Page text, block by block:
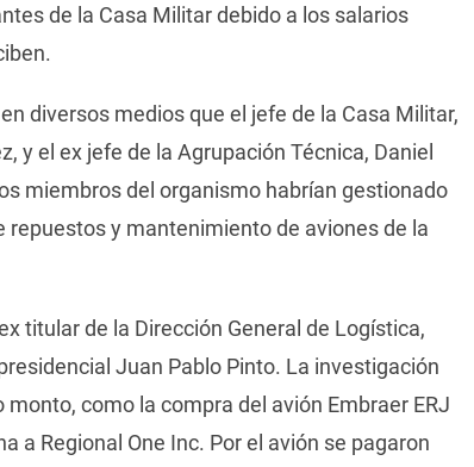
de la Casa Militar debido a los salarios
diversos medios que el jefe de la Casa Militar,
y el ex jefe de la Agrupación Técnica, Daniel
miembros del organismo habrían gestionado
repuestos y mantenimiento de aviones de la
titular de la Dirección General de Logística,
Juan Pablo Pinto. La investigación
como la compra del avión Embraer ERJ
a Regional One Inc. Por el avión se pagaron